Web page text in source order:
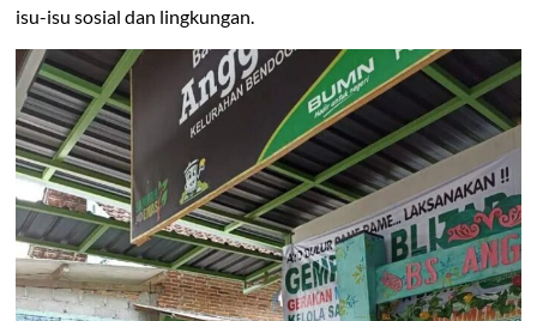
isu-isu sosial dan lingkungan.